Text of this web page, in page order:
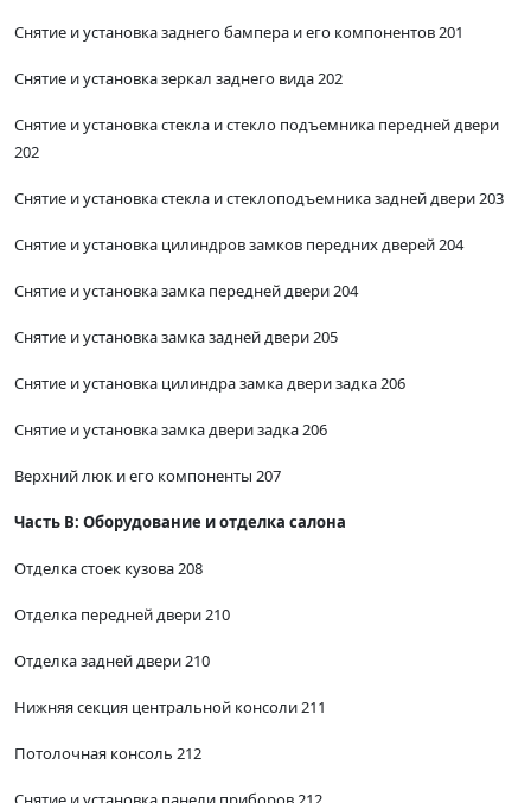
Снятие и установка заднего бампера и его компонентов 201
Снятие и установка зеркал заднего вида 202
Снятие и установка стекла и стекло подъемника передней двери
202
Снятие и установка стекла и стеклоподъемника задней двери 203
Снятие и установка цилиндров замков передних дверей 204
Снятие и установка замка передней двери 204
Снятие и установка замка задней двери 205
Снятие и установка цилиндра замка двери задка 206
Снятие и установка замка двери задка 206
Верхний люк и его компоненты 207
Часть В: Оборудование и отделка салона
Отделка стоек кузова 208
Отделка передней двери 210
Отделка задней двери 210
Нижняя секция центральной консоли 211
Потолочная консоль 212